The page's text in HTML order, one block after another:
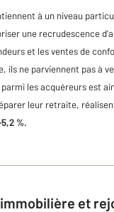
à un niveau
une recrudescence
et les ventes de
ne parviennent pas à
les acquéreurs est
leur retraite,
%.
immobilière et